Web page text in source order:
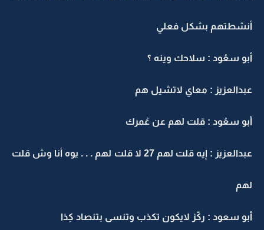
أنشطتهم بشكل فعلي
أبو سعُود : سلاحك وينه ؟
عبدالعزيز : معاي لاتشيل هم
أبو سعُود : قلت لهم عن عُمرك
عبدالعزيز : إيه قلت لهم 27 لا قلت لهم . . . يوه أنا وش قلت
لهم
أبو سعود : ركّز لايكون تكذب وتنسى بتنصاد كِذا